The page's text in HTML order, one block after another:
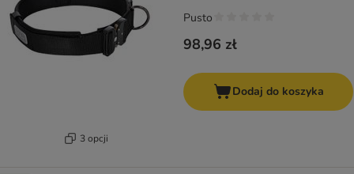
3 opcji
98,96 zł
Pusto
Dodaj do koszyka